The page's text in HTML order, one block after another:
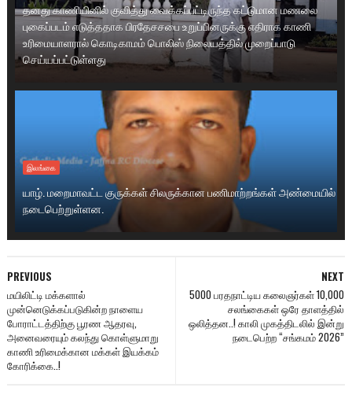
தனது காணியினில் குவித்து வைக்கப்பட்டிருந்த கட்டுமான மணலை
புகைப்படம் எடுத்ததாக பிரதேசசபை உறுப்பினருக்கு எதிராக காணி
உரிமையாளரால் கொடிகாமம் பொலிஸ் நிலையத்தில் முறைப்பாடு
செய்யப்பட்டுள்ளது
இலங்கை
யாழ். மறைமாவட்ட குருக்கள் சிலருக்கான பணிமாற்றங்கள் அண்மையில்
நடைபெற்றுள்ளன.
NEXT
5000 பரதநாட்டிய கலைஞர்கள் 10,000
சலங்கைகள் ஒரே தாளத்தில்
ஒலித்தன..! காலி முகத்திடலில் இன்று
நடைபெற்ற “சங்கமம் 2026”
PREVIOUS
மயிலிட்டி மக்களால்
முன்னெடுக்கப்படுகின்ற நாளைய
போராட்டத்திற்கு பூரண ஆதரவு,
அனைவரையும் கலந்து கொள்ளுமாறு
காணி உரிமைக்கான மக்கள் இயக்கம்
கோரிக்கை..!